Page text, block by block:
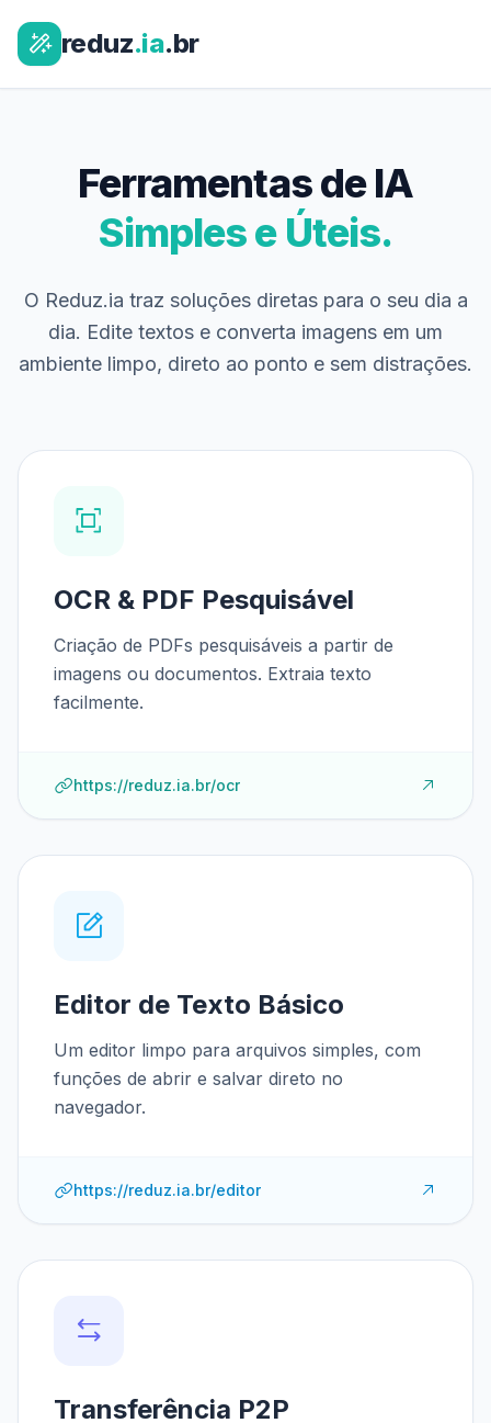
reduz.ia.br
Ferramentas de IA
Simples e Úteis.
O Reduz.ia traz soluções diretas para o seu dia a
dia. Edite textos e converta imagens em um
ambiente limpo, direto ao ponto e sem distrações.
OCR & PDF Pesquisável
Criação de PDFs pesquisáveis a partir de
imagens ou documentos. Extraia texto
facilmente.
https://reduz.ia.br/ocr
Editor de Texto Básico
Um editor limpo para arquivos simples, com
funções de abrir e salvar direto no
navegador.
https://reduz.ia.br/editor
Transferência P2P